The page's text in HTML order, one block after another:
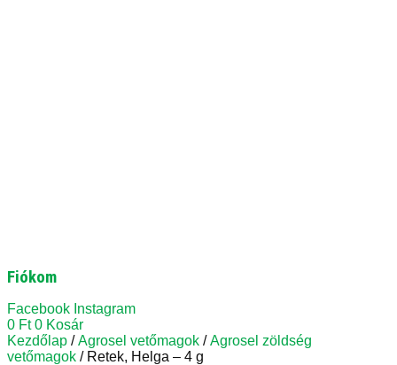
Fiókom
Facebook Instagram
0 Ft 0 Kosár
Kezdőlap /Agrosel vetőmagok /Agrosel zöldség
vetőmagok / Retek, Helga – 4 g